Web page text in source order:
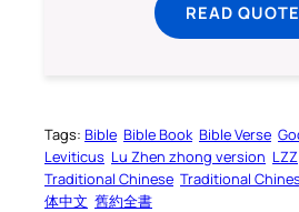
READ
Tags: Bible Bible Book Bible Verse
Leviticus Lu Zhen zhong version LZZ
Traditional Chinese Traditional
体中文 舊約全書